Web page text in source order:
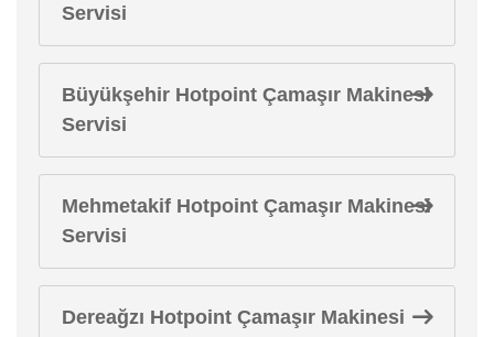
Servisi
Büyükşehir Hotpoint Çamaşır Makinesi
Servisi
Mehmetakif Hotpoint Çamaşır Makinesi
Servisi
Dereağzı Hotpoint Çamaşır Makinesi